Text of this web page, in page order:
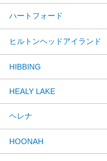
ハートフォード
ヒルトンヘッドアイランド
HIBBING
HEALY LAKE
ヘレナ
HOONAH